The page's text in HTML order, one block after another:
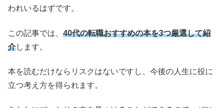
われいるはずです。
この記事では、 40代の転職おすすめの本を3つ厳選して紹
介します。
本を読むだけならリスクはないですし、今後の人生に役に
立つ考え方を得られます。